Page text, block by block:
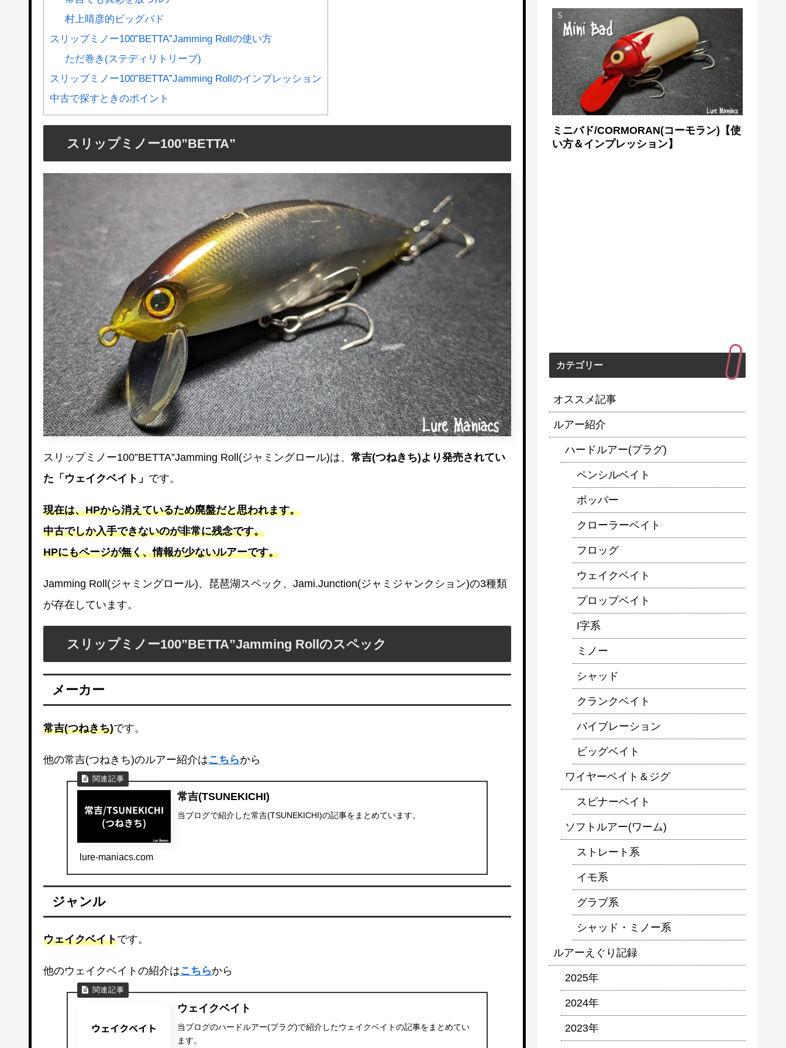
村上晴彦的ビッグバド
スリップミノー100”BETTA”Jamming Rollの使い方
ただ巻き(ステディリトリーブ)
スリップミノー100”BETTA”Jamming Rollのインプレッション
中古で探すときのポイント
スリップミノー100”BETTA”
スリップミノー100”BETTA”Jamming Roll(ジャミングロール)は、 常吉(つねきち)より発売されてい
た「ウェイクベイト」 です。
現在は、HPから消えているため廃盤だと思われます。
中古でしか入手できないのが非常に残念です。
HPにもページが無く、情報が少ないルアーです。
Jamming Roll(ジャミングロール)、琵琶湖スペック、Jami.Junction(ジャミジャンクション)の3種類
が存在しています。
スリップミノー100”BETTA”Jamming Rollのスペック
メーカー
常吉(つねきち)です。
他の常吉(つねきち)のルアー紹介はこちらから
常吉(TSUNEKICHI)
当ブログで紹介した常吉(TSUNEKICHI)の記事をまとめています。
lure-maniacs.com
ジャンル
ウェイクベイトです。
他のウェイクベイトの紹介はこちらから
ウェイクベイト
当ブログのハードルアー(プラグ)で紹介したウェイクベイトの記事をまとめてい
ます。
ミニバド/CORMORAN(コーモラン)【使
い方＆インプレッション】
カテゴリー
オススメ記事
ルアー紹介
ハードルアー(プラグ)
ペンシルベイト
ポッパー
クローラーベイト
フロッグ
ウェイクベイト
プロップベイト
I字系
ミノー
シャッド
クランクベイト
バイブレーション
ビッグベイト
ワイヤーベイト＆ジグ
スピナーベイト
ソフトルアー(ワーム)
ストレート系
イモ系
グラブ系
シャッド・ミノー系
ルアーえぐり記録
2025年
2024年
2023年